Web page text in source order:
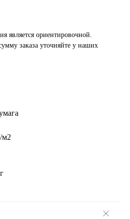
является ориентировочной.
заказа уточняйте у наших
м2